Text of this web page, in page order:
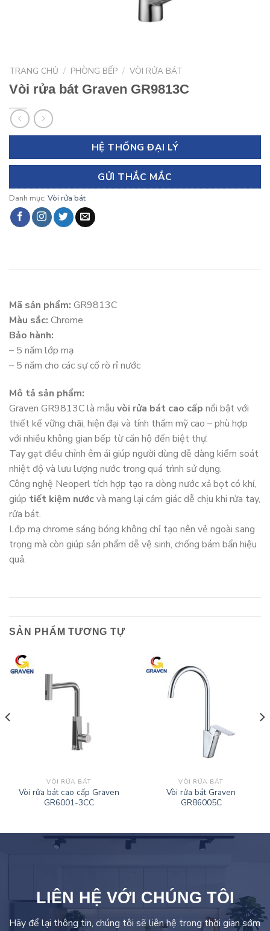
TRANG CHỦ / PHÒNG BẾP / VÒI RỬA BÁT
Vòi rửa bát Graven GR9813C
HỆ THỐNG ĐẠI LÝ
GỬI THẮC MẮC
Danh mục: Vòi rửa bát
Mã sản phẩm: GR9813C
Màu sắc: Chrome
Bảo hành:
– 5 năm lớp mạ
– 5 năm cho các sự cố rò rỉ nước
Mô tả sản phẩm:
Graven GR9813C là mẫu vòi rửa bát cao cấp nổi bật với
thiết kế vững chãi, hiện đại và tính thẩm mỹ cao – phù hợp
với nhiều không gian bếp từ căn hộ đến biệt thự.
Tay gạt điều chỉnh êm ái giúp người dùng dễ dàng kiểm soát
nhiệt độ và lưu lượng nước trong quá trình sử dụng.
Công nghệ Neoperl tích hợp tạo ra dòng nước xả bọt có khí,
giúp tiết kiệm nướcvà mang lại cảm giác dễ chịu khi rửa tay,
rửa bát.
Lớp mạ chrome sáng bóng không chỉ tạo nên vẻ ngoài sang
trọng mà còn giúp sản phẩm dễ vệ sinh, chống bám bẩn hiệu
quả.
SẢN PHẨM TƯƠNG TỰ
VÒI RỬA BÁT
Vòi rửa bát cao cấp Graven
GR6001-3CC
VÒI RỬA BÁT
Vòi rửa bát Graven
GR86005C
LIÊN HỆ VỚI CHÚNG TÔI
Hãy để lại thông tin, chúng tôi sẽ liên hệ trong thời gian sớm